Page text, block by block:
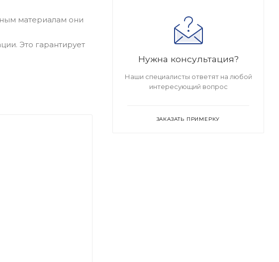
материалам они
Это гарантирует
Нужна консультация?
Наши специалисты ответят на любой
интересующий вопрос
ЗАКАЗАТЬ ПРИМЕРКУ